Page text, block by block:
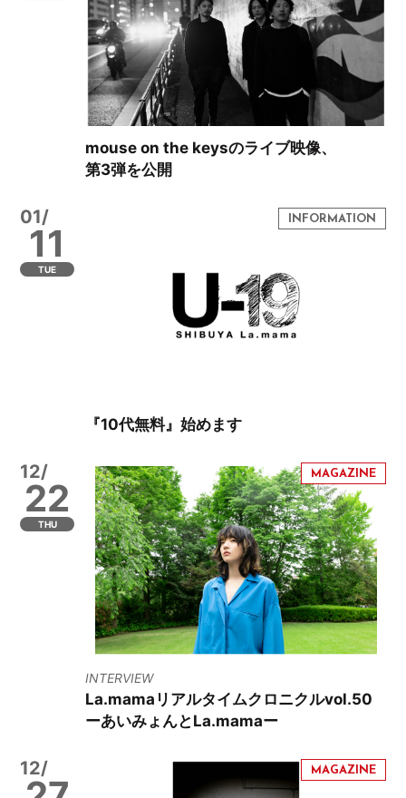
mouse on the keysのライブ映像、
第3弾を公開
01/
11
TUE
『10代無料』始めます
12/
22
THU
INTERVIEW
La.mamaリアルタイムクロニクルvol.50
ーあいみょんとLa.mamaー
12/